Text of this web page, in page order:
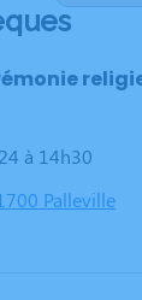
à 14h30
Palleville